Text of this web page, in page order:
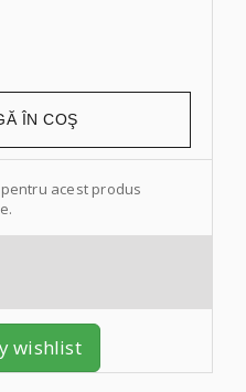
ÎN COŞ
acest produs
wishlist